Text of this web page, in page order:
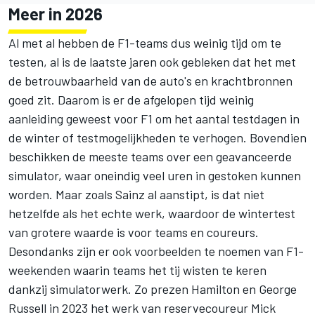
Meer in 2026
Al met al hebben de F1-teams dus weinig tijd om te
testen, al is de laatste jaren ook gebleken dat het met
de betrouwbaarheid van de auto's en krachtbronnen
goed zit. Daarom is er de afgelopen tijd weinig
aanleiding geweest voor F1 om het aantal testdagen in
de winter of testmogelijkheden te verhogen. Bovendien
beschikken de meeste teams over een geavanceerde
simulator, waar oneindig veel uren in gestoken kunnen
worden. Maar zoals Sainz al aanstipt, is dat niet
hetzelfde als het echte werk, waardoor de wintertest
van grotere waarde is voor teams en coureurs.
Desondanks zijn er ook voorbeelden te noemen van F1-
weekenden waarin teams het tij wisten te keren
dankzij simulatorwerk. Zo prezen Hamilton en George
Russell in 2023 het werk van reservecoureur Mick